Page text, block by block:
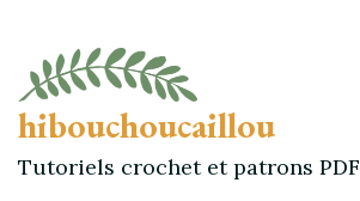
hibouchoucaillou
Tutoriels crochet et patrons PDF